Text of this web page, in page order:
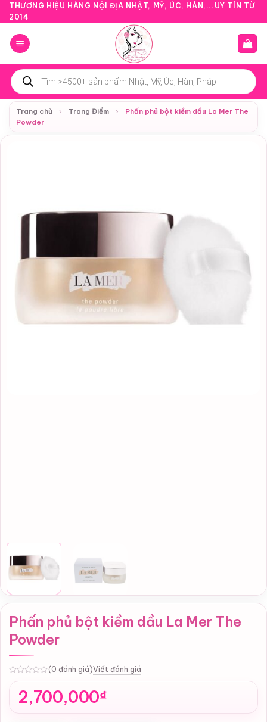
Bỏ
qua
nội
dung
THƯƠNG HIỆU HÀNG NỘI ĐỊA NHẬT, MỸ, ÚC, HÀN,...UY TÍN TỪ
2014
Tìm
kiếm
sản
phẩm
Trang chủ
› Trang Điểm ›
Phấn phủ bột kiềm dầu La Mer The
Powder
Phấn phủ bột kiềm dầu La Mer The
Powder
(0 đánh giá)Viết đánh giá
2,700,000₫